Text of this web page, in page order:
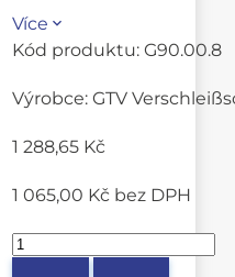
Více
Kód produktu: G90.00.8
Výrobce: GTV
1 288,65 Kč
1 065,00 Kč bez DPH